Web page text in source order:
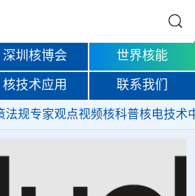
深圳核博会 世界核能
核技术应用 联系我们
法规专家观点视频核科普核电技术